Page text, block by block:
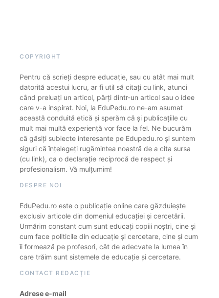
COPYRIGHT
Pentru că scrieți despre educație, sau cu atât mai mult
datorită acestui lucru, ar fi util să citați cu link, atunci
când preluați un articol, părți dintr-un articol sau o idee
care v-a inspirat. Noi, la EduPedu.ro ne-am asumat
această conduită etică și sperăm că și publicațiile cu
mult mai multă experiență vor face la fel. Ne bucurăm
că găsiți subiecte interesante pe Edupedu.ro și suntem
siguri că înțelegeți rugămintea noastră de a cita sursa
(cu link), ca o declarație reciprocă de respect și
profesionalism. Vă mulțumim!
DESPRE NOI
EduPedu.ro este o publicație online care găzduiește
exclusiv articole din domeniul educației și cercetării.
Urmărim constant cum sunt educați copiii noștri, cine și
cum face politicile din educație și cercetare, cine și cum
îi formează pe profesori, cât de adecvate la lumea în
care trăim sunt sistemele de educație și cercetare.
CONTACT REDACȚIE
Adrese e-mail